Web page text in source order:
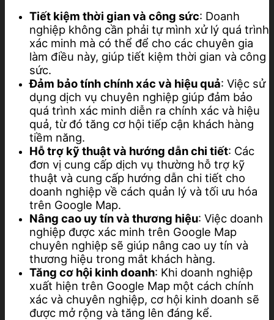
Tiết kiệm thời gian và công sức: Doanh
nghiệp không cần phải tự mình xử lý quá trình
xác minh mà có thể để cho các chuyên gia
làm điều này, giúp tiết kiệm thời gian và công
sức.
Đảm bảo tính chính xác và hiệu quả: Việc sử
dụng dịch vụ chuyên nghiệp giúp đảm bảo
quá trình xác minh diễn ra chính xác và hiệu
quả, từ đó tăng cơ hội tiếp cận khách hàng
tiềm năng.
Hỗ trợ kỹ thuật và hướng dẫn chi tiết: Các
đơn vị cung cấp dịch vụ thường hỗ trợ kỹ
thuật và cung cấp hướng dẫn chi tiết cho
doanh nghiệp về cách quản lý và tối ưu hóa
trên Google Map.
Nâng cao uy tín và thương hiệu: Việc doanh
nghiệp được xác minh trên Google Map
chuyên nghiệp sẽ giúp nâng cao uy tín và
thương hiệu trong mắt khách hàng.
Tăng cơ hội kinh doanh: Khi doanh nghiệp
xuất hiện trên Google Map một cách chính
xác và chuyên nghiệp, cơ hội kinh doanh sẽ
được mở rộng và tăng lên đáng kể.